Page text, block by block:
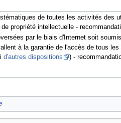
de toutes les activités des
propriété intellectuelle -
par le biais d'Internet soit
à la garantie de l'accès de tous
d'autres dispositions ) -